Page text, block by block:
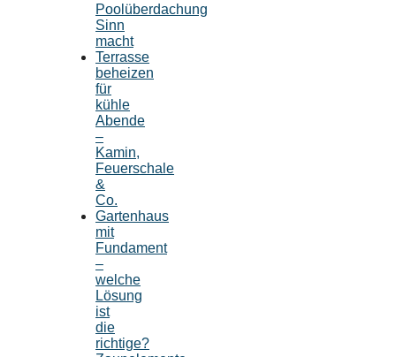
Poolüberdachung
Sinn
macht
Terrasse
beheizen
für
kühle
Abende
–
Kamin,
Feuerschale
&
Co.
Gartenhaus
mit
Fundament
–
welche
Lösung
ist
die
richtige?